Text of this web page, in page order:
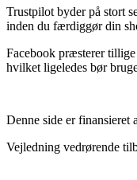
Trustpilot byder på stort
inden du færdiggør din
Facebook præsterer
hvilket ligeledes bør
Denne side er finansieret
Vejledning vedrørende